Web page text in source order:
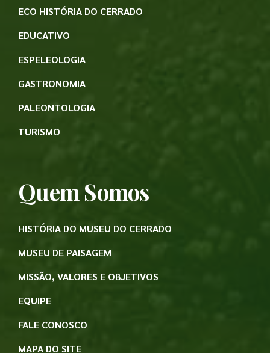
ECO HISTÓRIA DO CERRADO
EDUCATIVO
ESPELEOLOGIA
GASTRONOMIA
PALEONTOLOGIA
TURISMO
Quem Somos
HISTÓRIA DO MUSEU DO CERRADO
MUSEU DE PAISAGEM
MISSÃO, VALORES E OBJETIVOS
EQUIPE
FALE CONOSCO
MAPA DO SITE